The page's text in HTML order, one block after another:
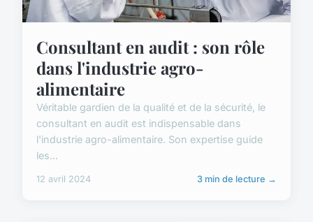
Consultant en audit : son rôle
dans l'industrie agro-
alimentaire
Véritable gardien de la qualité et de la sécurité, le
consultant en audit est indispensable dans
l'industrie agro-alimentaire. Son expertise guide
les...
12 avril 2024 3 min de lecture →